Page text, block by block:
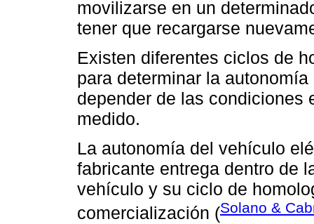
movilizarse en un
tener que recargarse
Existen diferentes ciclos de
para determinar la
depender de las condiciones
medido.
La autonomía del vehículo
fabricante entrega dentro de
vehículo y su ciclo de
comercialización (Solano &